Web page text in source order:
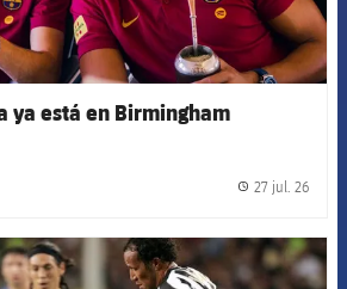
ya está en Birmingham
27 jul. 26
FCB Barcelona badge